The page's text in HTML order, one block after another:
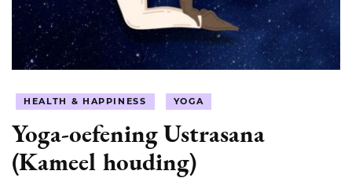
HEALTH & HAPPINESS YOGA
Yoga-oefening Ustrasana
(Kameel houding)